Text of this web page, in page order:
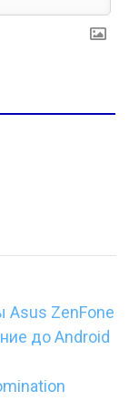
Asus ZenFone
до Android